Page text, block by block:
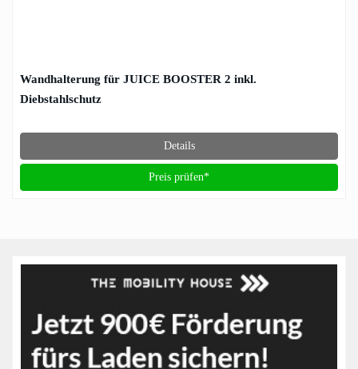
Wandhalterung für JUICE BOOSTER 2 inkl.
Diebstahlschutz
Details
Preis prüfen*